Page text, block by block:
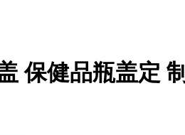
保健品瓶盖定 制